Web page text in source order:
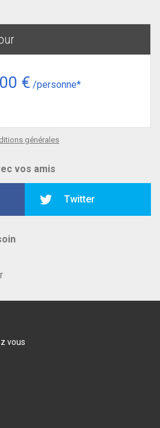
€ /personne*
générales
vos amis
Twitter
vous